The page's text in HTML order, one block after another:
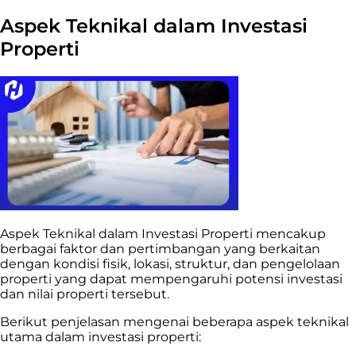
Aspek Teknikal dalam Investasi
Properti
Aspek Teknikal dalam Investasi Properti mencakup
berbagai faktor dan pertimbangan yang berkaitan
dengan kondisi fisik, lokasi, struktur, dan pengelolaan
properti yang dapat mempengaruhi potensi investasi
dan nilai properti tersebut.
Berikut penjelasan mengenai beberapa aspek teknikal
utama dalam investasi properti: